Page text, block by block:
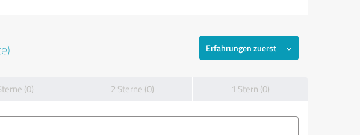
Erfahrungen zuerst
(0) 2 Sterne (0) 1 Stern (0)